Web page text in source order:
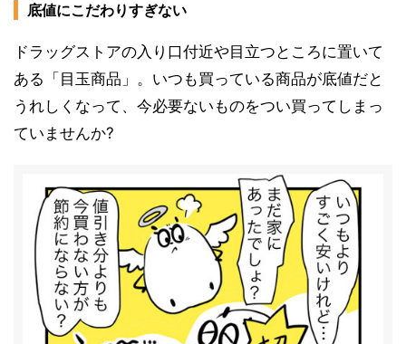
底値にこだわりすぎない
ドラッグストアの入り口付近や目立つところに置いて
ある「目玉商品」。いつも買っている商品が底値だと
うれしくなって、今必要ないものをつい買ってしまっ
ていませんか?